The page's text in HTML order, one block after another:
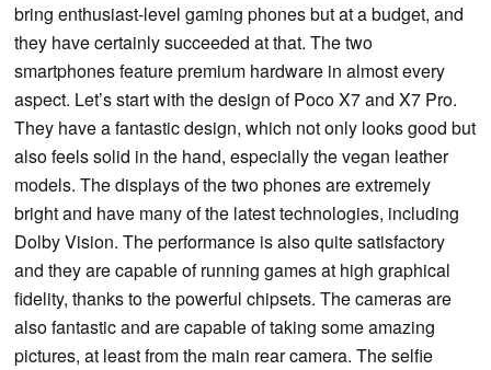
bring enthusiast-level gaming phones but at a budget, and
they have certainly succeeded at that. The two
smartphones feature premium hardware in almost every
aspect. Let’s start with the design of Poco X7 and X7 Pro.
They have a fantastic design, which not only looks good but
also feels solid in the hand, especially the vegan leather
models. The displays of the two phones are extremely
bright and have many of the latest technologies, including
Dolby Vision. The performance is also quite satisfactory
and they are capable of running games at high graphical
fidelity, thanks to the powerful chipsets. The cameras are
also fantastic and are capable of taking some amazing
pictures, at least from the main rear camera. The selfie